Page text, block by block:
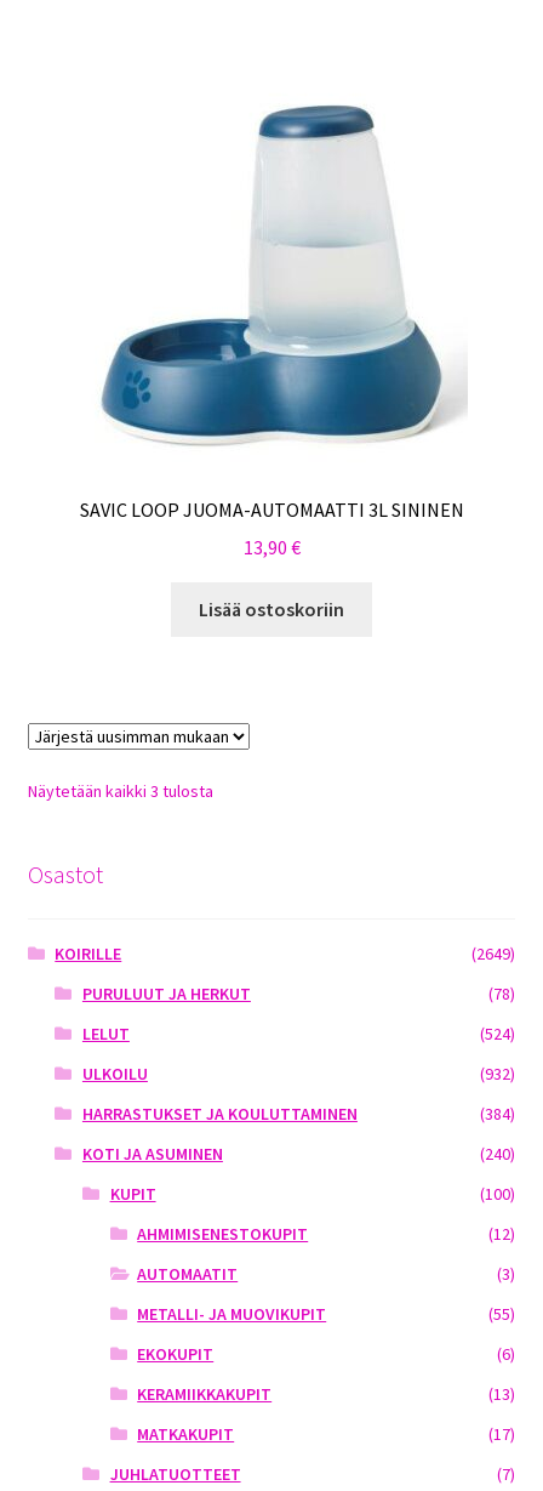
SAVIC LOOP JUOMA-AUTOMAATTI 3L SININEN
13,90 €
Lisää ostoskoriin
Näytetään kaikki 3 tulostaSorted
Osastot
KOIRILLE
(2649)
PURULUUT JA HERKUT
(78)
LELUT
(524)
ULKOILU
(932)
HARRASTUKSET JA KOULUTTAMINEN
(384)
KOTI JA ASUMINEN
(240)
KUPIT
(100)
AHMIMISENESTOKUPIT
(12)
AUTOMAATIT
(3)
METALLI- JA MUOVIKUPIT
(55)
EKOKUPIT
(6)
KERAMIIKKAKUPIT
(13)
MATKAKUPIT
(17)
JUHLATUOTTEET
(7)